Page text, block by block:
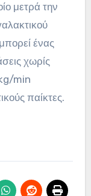
μετρά την
ένας
χωρίς
min
παίκτες.